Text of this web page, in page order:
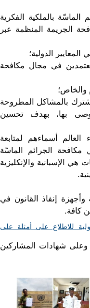
بالملكية الفكرية
الجريمة المنظمة عبر
الدولية؛
في مجال مكافحة
والخاص؛
بالمشاكل المطروحة
بها، بهدف تحسين
أسماءهم لمتابعة
مكافحة الجرائم الماسّة
الإسبانية والإنكليزية
وأجهزة إنفاذ القانون في
كافة.
للاطلاع على أمثلة على
وعلى شهادات المشاركين